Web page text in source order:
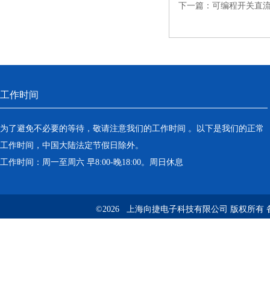
下一篇： 可编程开关直
工作时间
为了避免不必要的等待，敬请注意我们的工作时间 。以下是我们的正常
工作时间，中国大陆法定节假日除外。
工作时间：周一至周六 早8:00-晚18:00。周日休息
©2026 上海向捷电子科技有限公司 版权所有